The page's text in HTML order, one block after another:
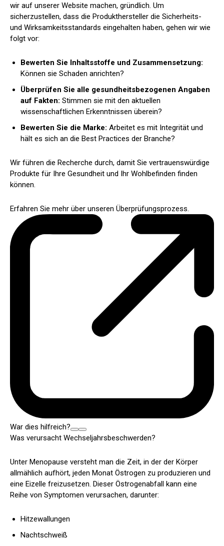
wir auf unserer Website machen, gründlich. Um
sicherzustellen, dass die Produkthersteller die Sicherheits-
und Wirksamkeitsstandards eingehalten haben, gehen wir wie
folgt vor:
Bewerten Sie Inhaltsstoffe und Zusammensetzung:
Können sie Schaden anrichten?
Überprüfen Sie alle gesundheitsbezogenen Angaben
auf Fakten: Stimmen sie mit den aktuellen
wissenschaftlichen Erkenntnissen überein?
Bewerten Sie die Marke: Arbeitet es mit Integrität und
hält es sich an die Best Practices der Branche?
Wir führen die Recherche durch, damit Sie vertrauenswürdige
Produkte für Ihre Gesundheit und Ihr Wohlbefinden finden
können.
Erfahren Sie mehr über unseren Überprüfungsprozess.
War dies hilfreich?
Was verursacht Wechseljahrsbeschwerden?
Unter Menopause versteht man die Zeit, in der der Körper
allmählich aufhört, jeden Monat Östrogen zu produzieren und
eine Eizelle freizusetzen. Dieser Östrogenabfall kann eine
Reihe von Symptomen verursachen, darunter:
Hitzewallungen
Nachtschweiß